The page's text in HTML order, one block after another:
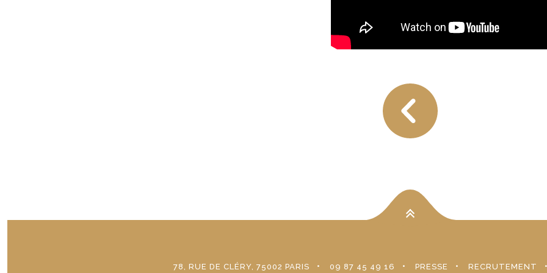
78, RUE DE CLÉRY, 75002 PARIS 09 87 45 49 16 PRESSE RECRUTEMENT